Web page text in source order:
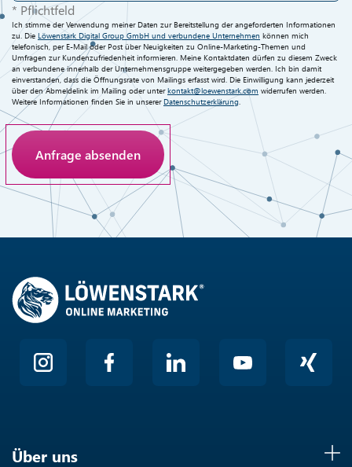
* Pflichtfeld
Ich stimme der Verwendung meiner Daten zur Bereitstellung der angeforderten Informationen
zu. Die Löwenstark Digital Group GmbH und verbundene Unternehmen können mich
telefonisch, per E-Mail oder Post über Neuigkeiten zu Online-Marketing-Themen und
Umfragen zur Kundenzufriedenheit informieren. Meine Kontaktdaten dürfen zu diesem Zweck
an verbundene innerhalb der Unternehmensgruppe weitergegeben werden. Ich bin damit
einverstanden, dass die Öffnungsrate von Mailings erfasst wird. Die Einwilligung kann jederzeit
über den Abmeldelink im Mailing oder unterkontakt@loewenstark.com widerrufen werden.
Weitere Informationen finden Sie in unserer Datenschutzerklärung
Anti-Roboter-Verifizierung
Hier klicken
Über uns